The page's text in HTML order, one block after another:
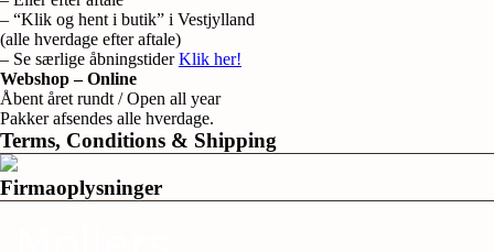
– “Klik og hent i butik” i Vestjylland
(alle hverdage efter aftale)
– Se særlige åbningstiderKlik her!
Webshop – Online
Åbent året rundt / Open all year
Pakker afsendes alle hverdage.
Terms, Conditions & Shipping
Firmaoplysninger